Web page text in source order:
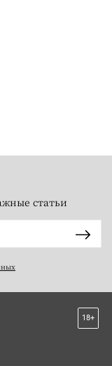
статьи
18+